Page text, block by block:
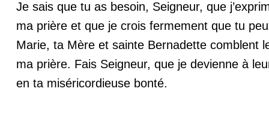
Je sais que tu as besoin, Seigneur, que
ma prière et que je crois fermement que tu
Marie, ta Mère et sainte Bernadette comblent
ma prière. Fais Seigneur, que je devienne à
en ta miséricordieuse bonté.